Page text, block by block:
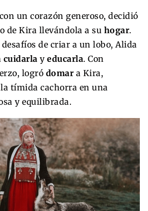
un corazón generoso, decidió
de Kira llevándola a su hogar.
de criar a un lobo, Alida
cuidarla y educarla. Con
logró domara Kira,
tímida cachorra en una
y equilibrada.